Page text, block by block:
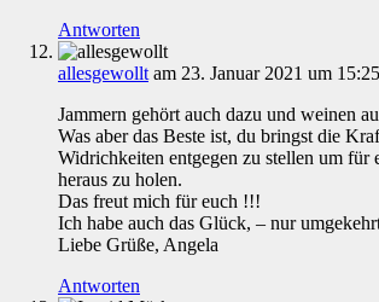
Antworten
allesgewollt am 23. Januar 2021 um 15:25
Jammern gehört auch dazu und weinen
Was aber das Beste ist, du bringst die
Widrichkeiten entgegen zu stellen um für
heraus zu holen.
Das freut mich für euch !!!
Ich habe auch das Glück, – nur
Liebe Grüße, Angela
Antworten